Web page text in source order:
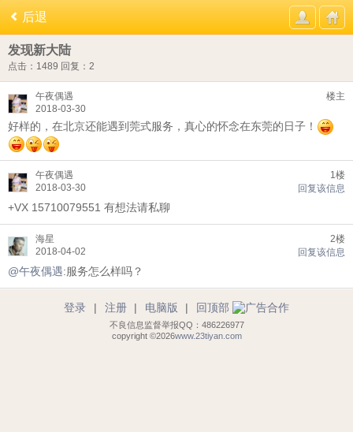
后退
发现新大陆
点击：1489 回复：2
楼主
午夜偶遇
2018-03-30
好样的，在北京还能遇到莞式服务，真心的怀念在东莞的日子！
1楼
回复该信息
午夜偶遇
2018-03-30
+VX 15710079551 有想法请私聊
2楼
回复该信息
海星
2018-04-02
@午夜偶遇:服务怎么样吗？
登录 | 注册 | 电脑版 | 回顶部
不良信息监督举报QQ：486226977
copyright ©2026www.23tiyan.com